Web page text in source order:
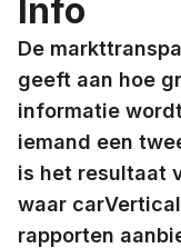
Info
De
geeft aan hoe
informatie
iemand een
is het resultaat
waar
rapporten